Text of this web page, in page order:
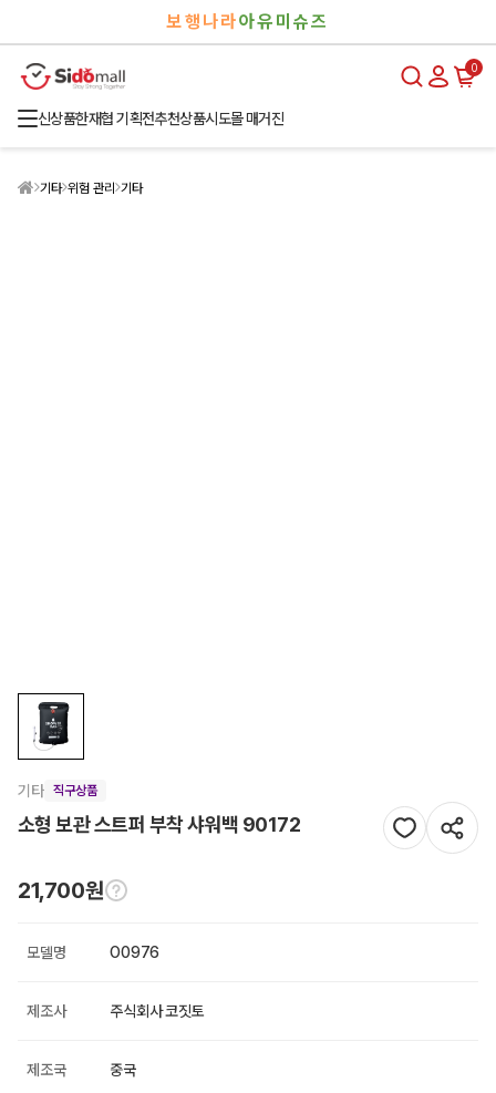
보행나라아유미슈즈
0
신상품한재협 기획전추천상품시도몰 매거진
기타 위험 관리 기타
기타 직구상품
소형 보관 스트퍼 부착 샤워백 90172
21,700원
모델명 O0976
제조사 주식회사 코짓토
제조국 중국